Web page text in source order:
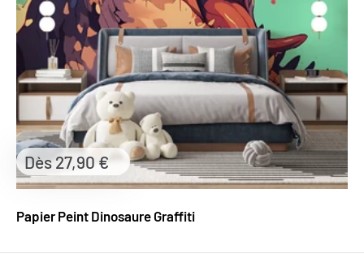
Papier Peint Dinosaure Graffiti
Prix
réduit
Dès 27,90 €